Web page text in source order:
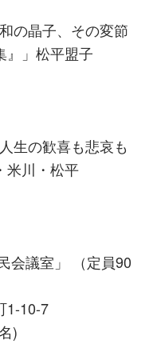
の晶子、その変節
』」松平盟子
の歓喜も悲哀も
米川・松平
会議室」 （定員90
10-7
)